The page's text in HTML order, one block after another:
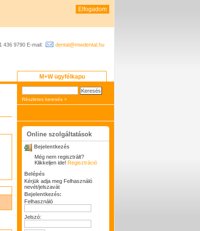
Elfogadom
436 9790 E-mail: dental@mwdental.hu
M+W ügyfélkapu
Részletes keresés >
Online szolgáltatások
Bejelentkezés
Még nem regisztrált?
Klikkeljen ide! Regisztráció
Belépés
Kérjük adja meg Felhasználó
nevét/jelszavát
Bejelentkezés:
Felhasználó
Jelszó: